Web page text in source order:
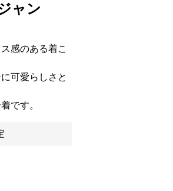
ャン
感のある着こ
可愛らしさと
です。